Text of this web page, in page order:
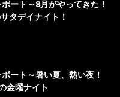
ート～8月がやってきた！
タデイナイト！
ート～暑い夏、熱い夜！
金曜ナイト